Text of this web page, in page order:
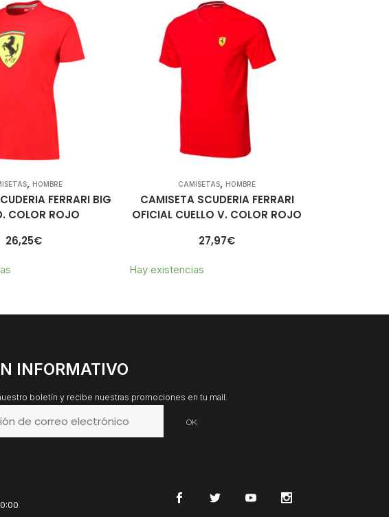
, HOMBRE
FERRARI BIG
COLOR ROJO
26,25€
CAMISETAS, HOMBRE
CAMISETA SCUDERIA FERRARI
OFICIAL CUELLO V. COLOR ROJO
27,97€
Hay existencias
INFORMATIVO
boletín y recibe nuestras promociones en tu mail.